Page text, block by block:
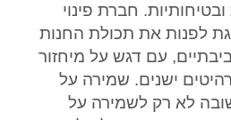
חברת פינוי
לפנות את תכולת החנות
עם דגש על מיחזור
ישנים. שמירה על
לא רק לשמירה על